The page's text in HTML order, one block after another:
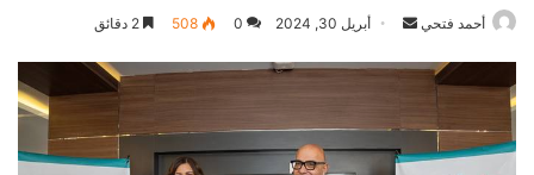
أحمد فتحي
أرسل
إلكترونيا
أبريل 30, 2024 0
508